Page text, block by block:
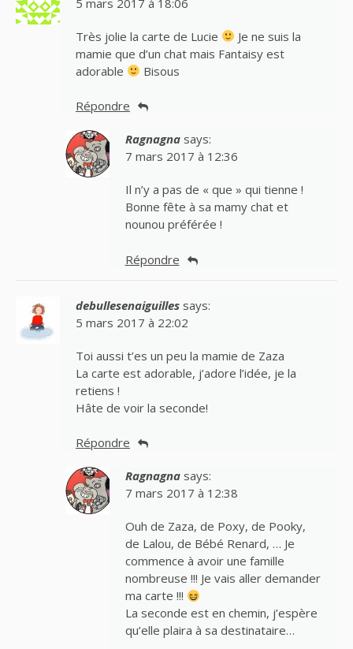
Très jolie la carte de Lucie
Je ne suis la
mamie que d’un chat mais Fantaisy est
adorable
Bisous
Répondre
Ragnagna says:
7 mars 2017 à 12:36
Il n’y a pas de « que » qui tienne !
Bonne fête à sa mamy chat et
nounou préférée !
Répondre
debullesenaiguilles says:
5 mars 2017 à 22:02
Toi aussi t’es un peu la mamie de Zaza
La carte est adorable, j’adore l’idée, je la
retiens !
Hâte de voir la seconde!
Répondre
Ragnagna says:
7 mars 2017 à 12:38
Ouh de Zaza, de Poxy, de Pooky,
de Lalou, de Bébé Renard, … Je
commence à avoir une famille
nombreuse !!! Je vais aller demander
ma carte !!!
La seconde est en chemin, j’espère
qu’elle plaira à sa destinataire…